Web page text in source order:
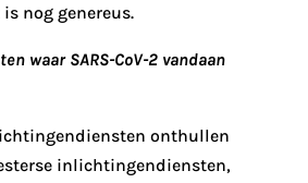
nog genereus.
waar SARS-CoV-2 vandaan
onthullen
inlichtingendiensten,